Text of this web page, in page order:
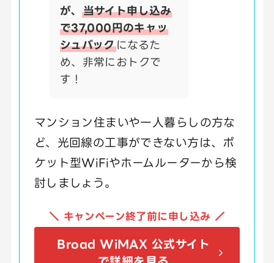
が、 当サイト申し込み
で37,000円のキャッ
シュバックになるた
め、非常におトクで
す！
マンション住まいや一人暮らしの方な
ど、光回線の工事ができない方は、ポ
ケット型WiFiやホームルーターから検
討しましょう。
＼ キャンペーン終了前に申し込み ／
Broad WiMAX 公式サイト